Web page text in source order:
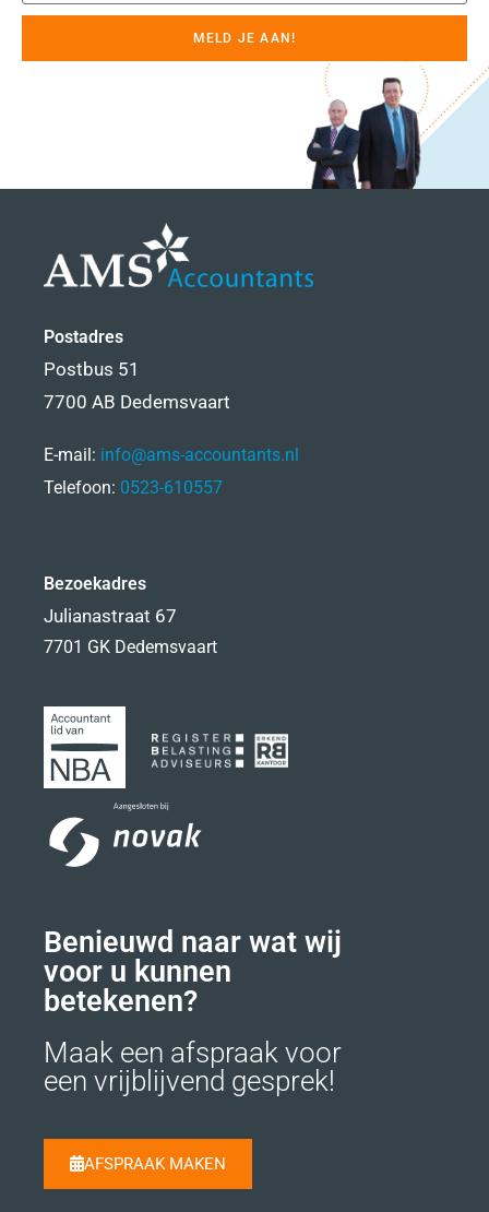
MELD JE AAN!
Postadres
Postbus 51
7700 AB Dedemsvaart
E-mail: info@ams-accountants.nl
Telefoon: 0523-610557
Bezoekadres
Julianastraat 67
7701 GK Dedemsvaart
Benieuwd naar wat wij
voor u kunnen
betekenen?
Maak een afspraak voor
een vrijblijvend gesprek!
AFSPRAAK MAKEN